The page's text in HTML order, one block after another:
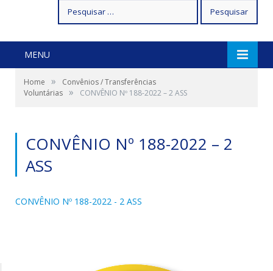
por:
MENU
Home »
Convênios / Transferências
Voluntárias » CONVÊNIO Nº 188-2022 – 2 ASS
CONVÊNIO Nº 188-2022 – 2
ASS
CONVÊNIO Nº 188-2022 - 2 ASS